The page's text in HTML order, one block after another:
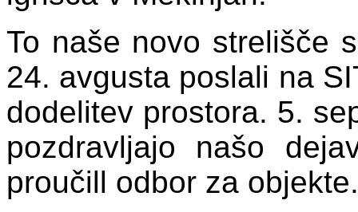
To naše novo strelišče
24. avgusta poslali na
dodelitev prostora. 5.
pozdravljajo našo
proučill odbor za objekte.